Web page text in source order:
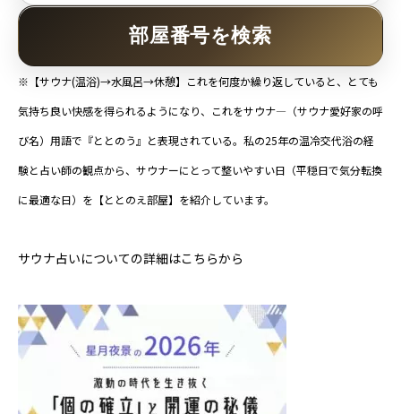
部屋番号を検索
※【サウナ(温浴)→水風呂→休憩】これを何度か繰り返していると、とても
気持ち良い快感を得られるようになり、これをサウナ―（サウナ愛好家の呼
び名）用語で『ととのう』と表現されている。私の25年の温冷交代浴の経
験と占い師の観点から、サウナーにとって整いやすい日（平穏日で気分転換
に最適な日）を【ととのえ部屋】を紹介しています。
サウナ占いについての詳細はこちらから